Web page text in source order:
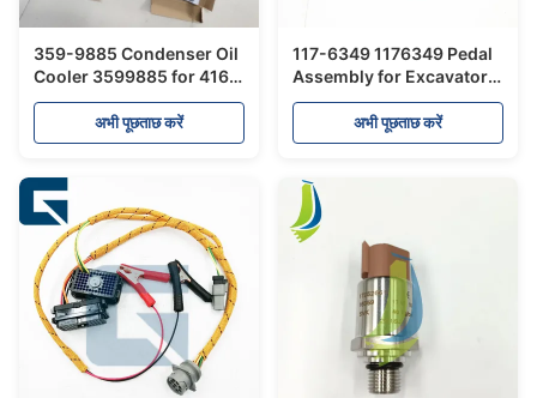
359-9885 Condenser Oil
Cooler 3599885 for 416F
420F
अभी पूछताछ करें
117-6349 1176349 Pedal
Assembly for Excavator
307B 307D
अभी पूछताछ करें